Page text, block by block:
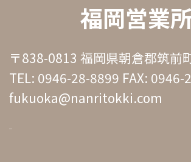
福岡営業
〒838-0813 福岡県朝倉郡筑前
TEL: 0946-28-8899 FAX: 0946-
fukuoka@nanritokki.com